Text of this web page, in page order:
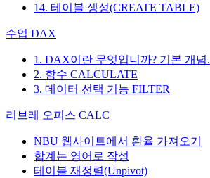
14. 테이블 생성(CREATE TABLE)
수업 DAX
1. DAX이란 무엇입니까? 기본 개념.
2. 함수 CALCULATE
3. 데이터 선택 기능 FILTER
리브레 오피스 CALC
NBU 웹사이트에서 환율 가져오기
합계는 영어로 작성
테이블 재정렬(Unpivot)